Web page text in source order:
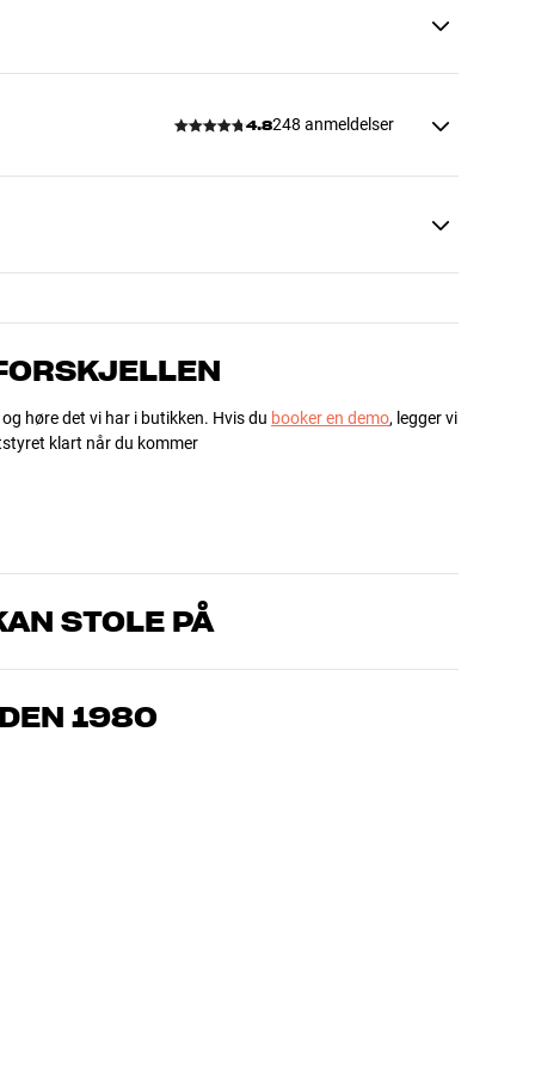
4.8248 anmeldelser
høre det vi har i butikken. Hvis du booker en demo, legger vi
klart når du kommer
STOLE PÅ
kjenner produktene og brenner for god lyd – enten det
1980